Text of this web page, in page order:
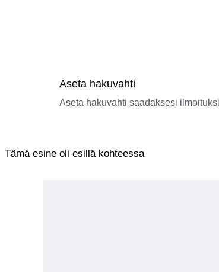
Aseta hakuvahti
Aseta hakuvahti saadaksesi
Tämä esine oli esillä kohteessa